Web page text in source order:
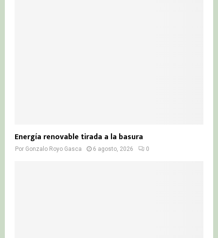
Energía renovable tirada a la basura
Por Gonzalo Royo Gasca 6 agosto, 2026 0